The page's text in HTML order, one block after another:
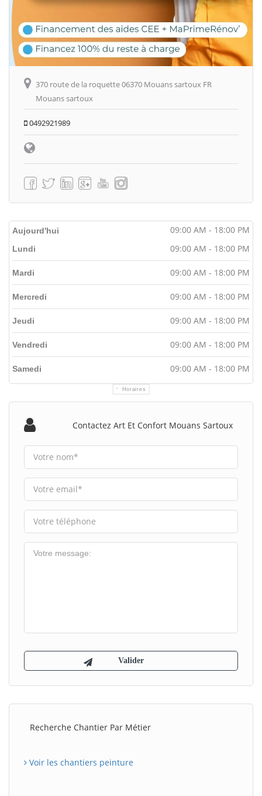
370 route de la roquette 06370 Mouans sartoux FR
Mouans sartoux
0492921989
Aujourd'hui 09:00 AM - 18:00 PM
Horaires
Lundi 09:00 AM - 18:00 PM
Mardi 09:00 AM - 18:00 PM
Mercredi 09:00 AM - 18:00 PM
Jeudi 09:00 AM - 18:00 PM
Vendredi 09:00 AM - 18:00 PM
Samedi 09:00 AM - 18:00 PM
Contactez Art Et Confort Mouans Sartoux
Recherche Chantier Par Métier
Voir les chantiers peinture